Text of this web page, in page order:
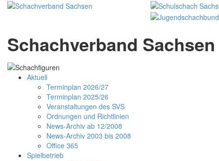
Schachverband Sachsen
Aktuell
Terminplan 2026/27
Terminplan 2025/26
Veranstaltungen des SVS
Ordnungen und Richtlinien
News-Archiv ab 12/2008
News-Archiv 2003 bis 2008
Office 365
Spielbetrieb